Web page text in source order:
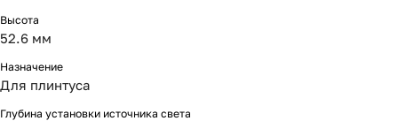
Высота
52.6 мм
Назначение
Для плинтуса
Глубина установки источника света